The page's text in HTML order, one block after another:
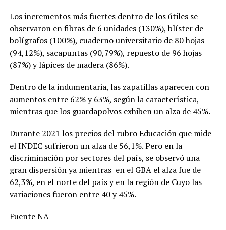
Los incrementos más fuertes dentro de los útiles se
observaron en fibras de 6 unidades (130%), blíster de
bolígrafos (100%), cuaderno universitario de 80 hojas
(94,12%), sacapuntas (90,79%), repuesto de 96 hojas
(87%) y lápices de madera (86%).
Dentro de la indumentaria, las zapatillas aparecen con
aumentos entre 62% y 63%, según la característica,
mientras que los guardapolvos exhiben un alza de 45%.
Durante 2021 los precios del rubro Educación que mide
el INDEC sufrieron un alza de 56,1%. Pero en la
discriminación por sectores del país, se observó una
gran dispersión ya mientras en el GBA el alza fue de
62,3%, en el norte del país y en la región de Cuyo las
variaciones fueron entre 40 y 45%.
Fuente NA